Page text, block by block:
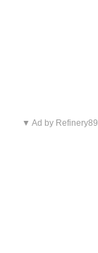
▼ Ad by Refinery89